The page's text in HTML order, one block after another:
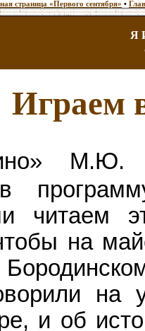
страница «Первого сентября» •
Я
Играем
М.Ю.
читаем
на
на
и об